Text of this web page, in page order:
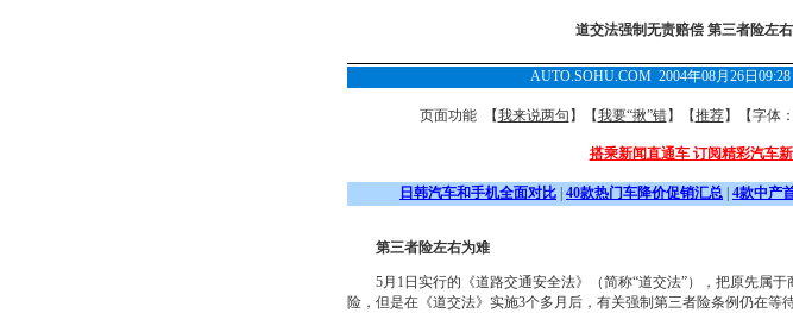
道交法强制无责赔偿 第三者险左
AUTO.SOHU.COM 2004年08月26日
页面功能 【我来说两句 】【我要“揪”错】【推荐】【字体：
搭乘新闻直通车 订阅精彩汽车
日韩汽车和手机全面对比 40款热门车降价促销汇总 4款中产
第三者险左右为难
5月1日实行的《道路交通安全法》（简称“道交法”），把原先属于
险，但是在《道交法》实施3个多月后，有关强制第三者险条例仍在等